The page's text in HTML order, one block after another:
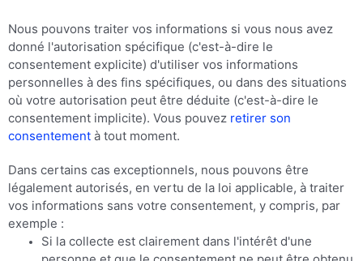
Nous pouvons traiter vos informations si vous nous avez
donné l'autorisation spécifique (c'est-à-dire le
consentement explicite) d'utiliser vos informations
personnelles à des fins spécifiques, ou dans des situations
où votre autorisation peut être déduite (c'est-à-dire le
consentement implicite). Vous pouvez retirer son
consentement à tout moment.
Dans certains cas exceptionnels, nous pouvons être
légalement autorisés, en vertu de la loi applicable, à traiter
vos informations sans votre consentement, y compris, par
exemple :
Si la collecte est clairement dans l'intérêt d'une